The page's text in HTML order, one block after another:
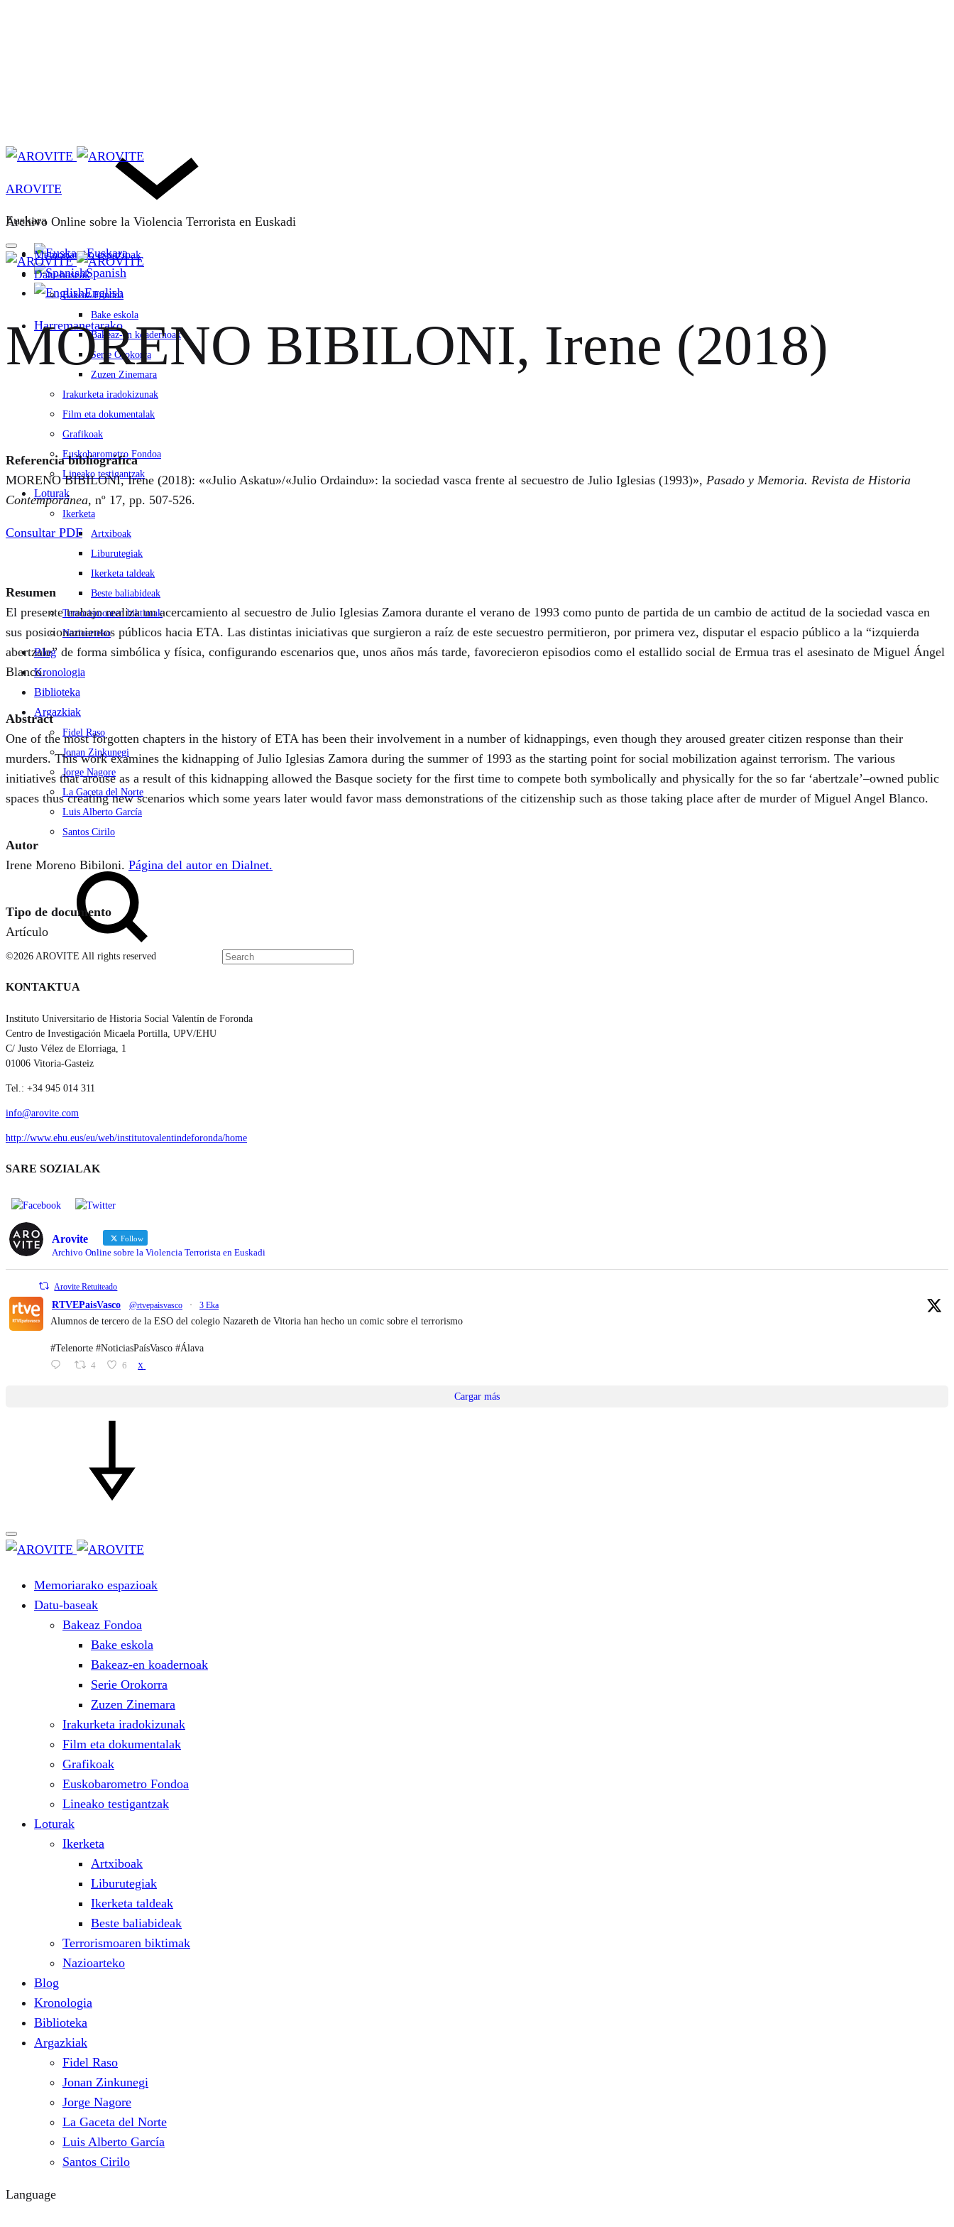
Euskara
Euskara
Spanish
English
Harremanetarako
AROVITE
Archivo Online sobre la Violencia Terrorista en Euskadi
Memoriarako espazioak
Datu-baseak
Bakeaz Fondoa
Bake eskola
Bakeaz-en koadernoak
Serie Orokorra
Zuzen Zinemara
Irakurketa iradokizunak
Film eta dokumentalak
Grafikoak
Euskobarometro Fondoa
Lineako testigantzak
Loturak
Ikerketa
Artxiboak
Liburutegiak
Ikerketa taldeak
Beste baliabideak
Terrorismoaren biktimak
Nazioarteko
Blog
Kronologia
Biblioteka
Argazkiak
Fidel Raso
Jonan Zinkunegi
Jorge Nagore
La Gaceta del Norte
Luis Alberto García
Santos Cirilo
Search
MORENO BIBILONI, Irene (2018)
Referencia bibliográfica
MORENO BIBILONI, Irene (2018): ««Julio Askatu»/«Julio Ordaindu»: la sociedad vasca frente al secuestro de Julio Iglesias (1993)», Pasado y Memoria. Revista de Historia
Contemporánea, nº 17, pp. 507-526.
Consultar PDF
Resumen
El presente trabajo realiza un acercamiento al secuestro de Julio Iglesias Zamora durante el verano de 1993 como punto de partida de un cambio de actitud de la sociedad vasca en
sus posicionamientos públicos hacia ETA. Las distintas iniciativas que surgieron a raíz de este secuestro permitieron, por primera vez, disputar el espacio público a la “izquierda
abertzale” de forma simbólica y física, configurando escenarios que, unos años más tarde, favorecieron episodios como el estallido social de Ermua tras el asesinato de Miguel Ángel
Blanco.
Abstract
One of the most forgotten chapters in the history of ETA has been their involvement in a number of kidnappings, even though they aroused greater citizen response than their
murders. This work examines the kidnapping of Julio Iglesias Zamora during the summer of 1993 as the starting point for social mobilization against terrorism. The various
initiatives that arouse as a result of this kidnapping allowed the Basque society for the first time to compete both symbolically and physically for the so far ‘abertzale’–owned public
spaces thus creating new scenarios which some years later would favor mass demonstrations of the citizenship such as those taking place after de murder of Miguel Angel Blanco.
Autor
Irene Moreno Bibiloni. Página del autor en Dialnet.
Tipo de documento
Artículo
©2026 AROVITE All rights reserved
KONTAKTUA
Instituto Universitario de Historia Social Valentín de Foronda
Centro de Investigación Micaela Portilla, UPV/EHU
C/ Justo Vélez de Elorriaga, 1
01006 Vitoria-Gasteiz
Tel.: +34 945 014 311
info@arovite.com
http://www.ehu.eus/eu/web/institutovalentindeforonda/home
SARE SOZIALAK
Arovite Follow
Archivo Online sobre la Violencia Terrorista en Euskadi
Arovite Retuiteado
RTVEPaisVasco @rtvepaisvasco · 3 Eka
Alumnos de tercero de la ESO del colegio Nazareth de Vitoria han hecho un comic sobre el terrorismo
#Telenorte #NoticiasPaísVasco #Álava
4 6 X
Cargar más
Memoriarako espazioak
Datu-baseak
Bakeaz Fondoa
Bake eskola
Bakeaz-en koadernoak
Serie Orokorra
Zuzen Zinemara
Irakurketa iradokizunak
Film eta dokumentalak
Grafikoak
Euskobarometro Fondoa
Lineako testigantzak
Loturak
Ikerketa
Artxiboak
Liburutegiak
Ikerketa taldeak
Beste baliabideak
Terrorismoaren biktimak
Nazioarteko
Blog
Kronologia
Biblioteka
Argazkiak
Fidel Raso
Jonan Zinkunegi
Jorge Nagore
La Gaceta del Norte
Luis Alberto García
Santos Cirilo
Language